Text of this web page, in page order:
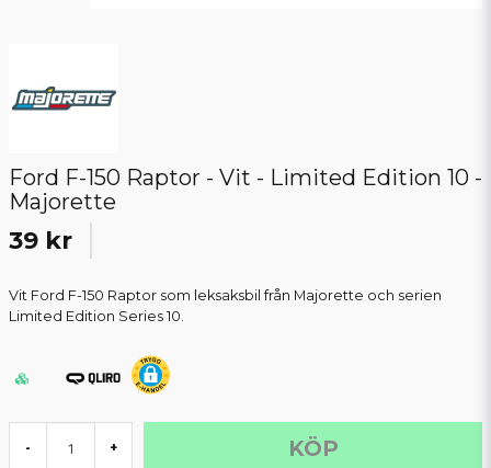
Ford F-150 Raptor - Vit - Limited Edition 10 -
Majorette
39 kr
Vit Ford F-150 Raptor som leksaksbil från Majorette och serien
Limited Edition Series 10.
- + KÖP